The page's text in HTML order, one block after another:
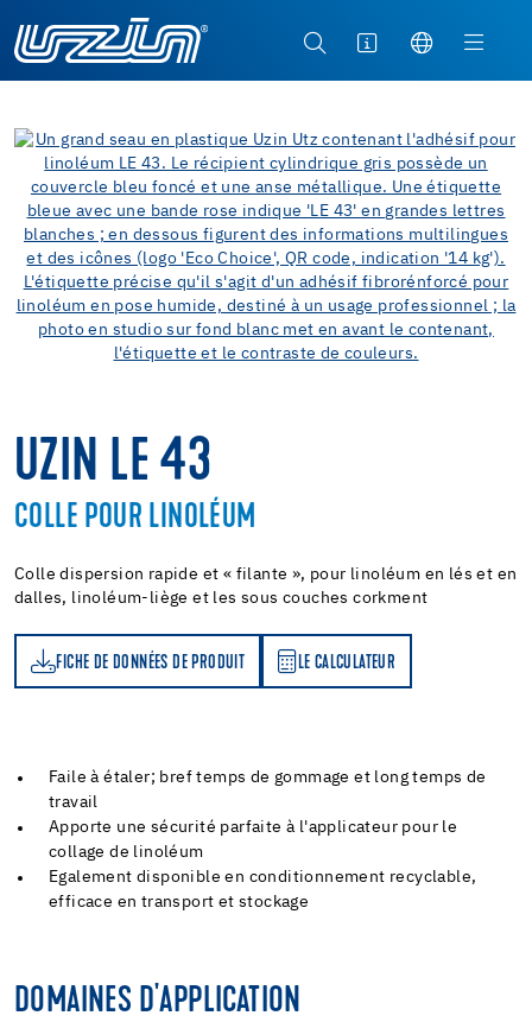
UZIN LE 43
COLLE POUR LINOLÉUM
Colle dispersion rapide et « filante », pour linoléum en lés et en
dalles, linoléum-liège et les sous couches corkment
FICHE DE DONNÉES DE PRODUIT LE CALCULATEUR
LE CALCULATEUR
Faile à étaler; bref temps de gommage et long temps de
travail
Apporte une sécurité parfaite à l'applicateur pour le
collage de linoléum
Egalement disponible en conditionnement recyclable,
efficace en transport et stockage
DOMAINES D'APPLICATION